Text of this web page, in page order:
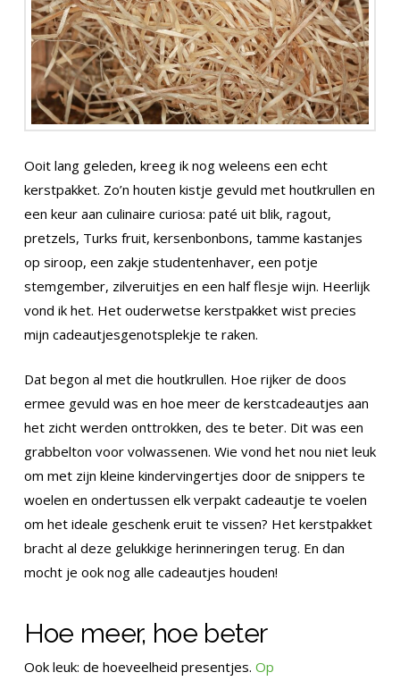
Ooit lang geleden, kreeg ik nog weleens een echt
kerstpakket. Zo’n houten kistje gevuld met houtkrullen en
een keur aan culinaire curiosa: paté uit blik, ragout,
pretzels, Turks fruit, kersenbonbons, tamme kastanjes
op siroop, een zakje studentenhaver, een potje
stemgember, zilveruitjes en een half flesje wijn. Heerlijk
vond ik het. Het ouderwetse kerstpakket wist precies
mijn cadeautjesgenotsplekje te raken.
Dat begon al met die houtkrullen. Hoe rijker de doos
ermee gevuld was en hoe meer de kerstcadeautjes aan
het zicht werden onttrokken, des te beter. Dit was een
grabbelton voor volwassenen. Wie vond het nou niet leuk
om met zijn kleine kindervingertjes door de snippers te
woelen en ondertussen elk verpakt cadeautje te voelen
om het ideale geschenk eruit te vissen? Het kerstpakket
bracht al deze gelukkige herinneringen terug. En dan
mocht je ook nog alle cadeautjes houden!
Hoe meer, hoe beter
Ook leuk: de hoeveelheid presentjes. Op